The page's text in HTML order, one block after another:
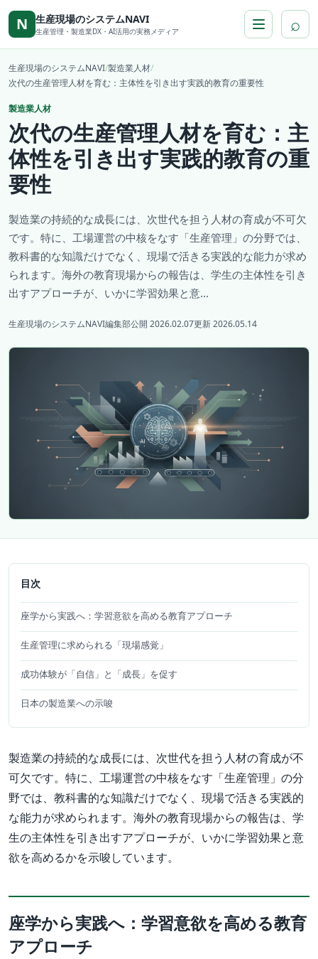
本文へ移動
N 生産現場のシステムNAVI
生産管理・製造業DX・AI活用の実務メディア ⌕
生産現場のシステムNAVI/製造業人材/
次代の生産管理人材を育む：主体性を引き出す実践的教育の重要性
製造業人材
次代の生産管理人材を育む：主
体性を引き出す実践的教育の重
要性
製造業の持続的な成長には、次世代を担う人材の育成が不可欠
です。特に、工場運営の中核をなす「生産管理」の分野では、
教科書的な知識だけでなく、現場で活きる実践的な能力が求め
られます。海外の教育現場からの報告は、学生の主体性を引き
出すアプローチが、いかに学習効果と意...
生産現場のシステムNAVI編集部公開 2026.02.07更新 2026.05.14
目次
座学から実践へ：学習意欲を高める教育アプローチ
生産管理に求められる「現場感覚」
成功体験が「自信」と「成長」を促す
日本の製造業への示唆
製造業の持続的な成長には、次世代を担う人材の育成が不
可欠です。特に、工場運営の中核をなす「生産管理」の分
野では、教科書的な知識だけでなく、現場で活きる実践的
な能力が求められます。海外の教育現場からの報告は、学
生の主体性を引き出すアプローチが、いかに学習効果と意
欲を高めるかを示唆しています。
座学から実践へ：学習意欲を高める教育
アプローチ